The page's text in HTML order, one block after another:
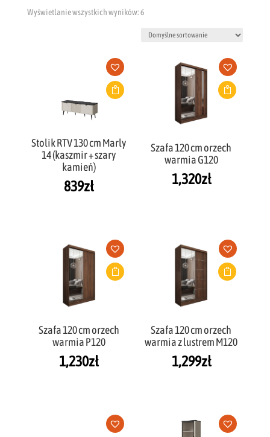
Wyświetlanie wszystkich wyników: 6
Stolik RTV 130 cm Marly
14 (kaszmir + szary
kamień)
839zł
Szafa 120 cm orzech
warmia G120
1,320zł
Szafa 120 cm orzech
warmia P120
1,230zł
Szafa 120 cm orzech
warmia z lustrem M120
1,299zł